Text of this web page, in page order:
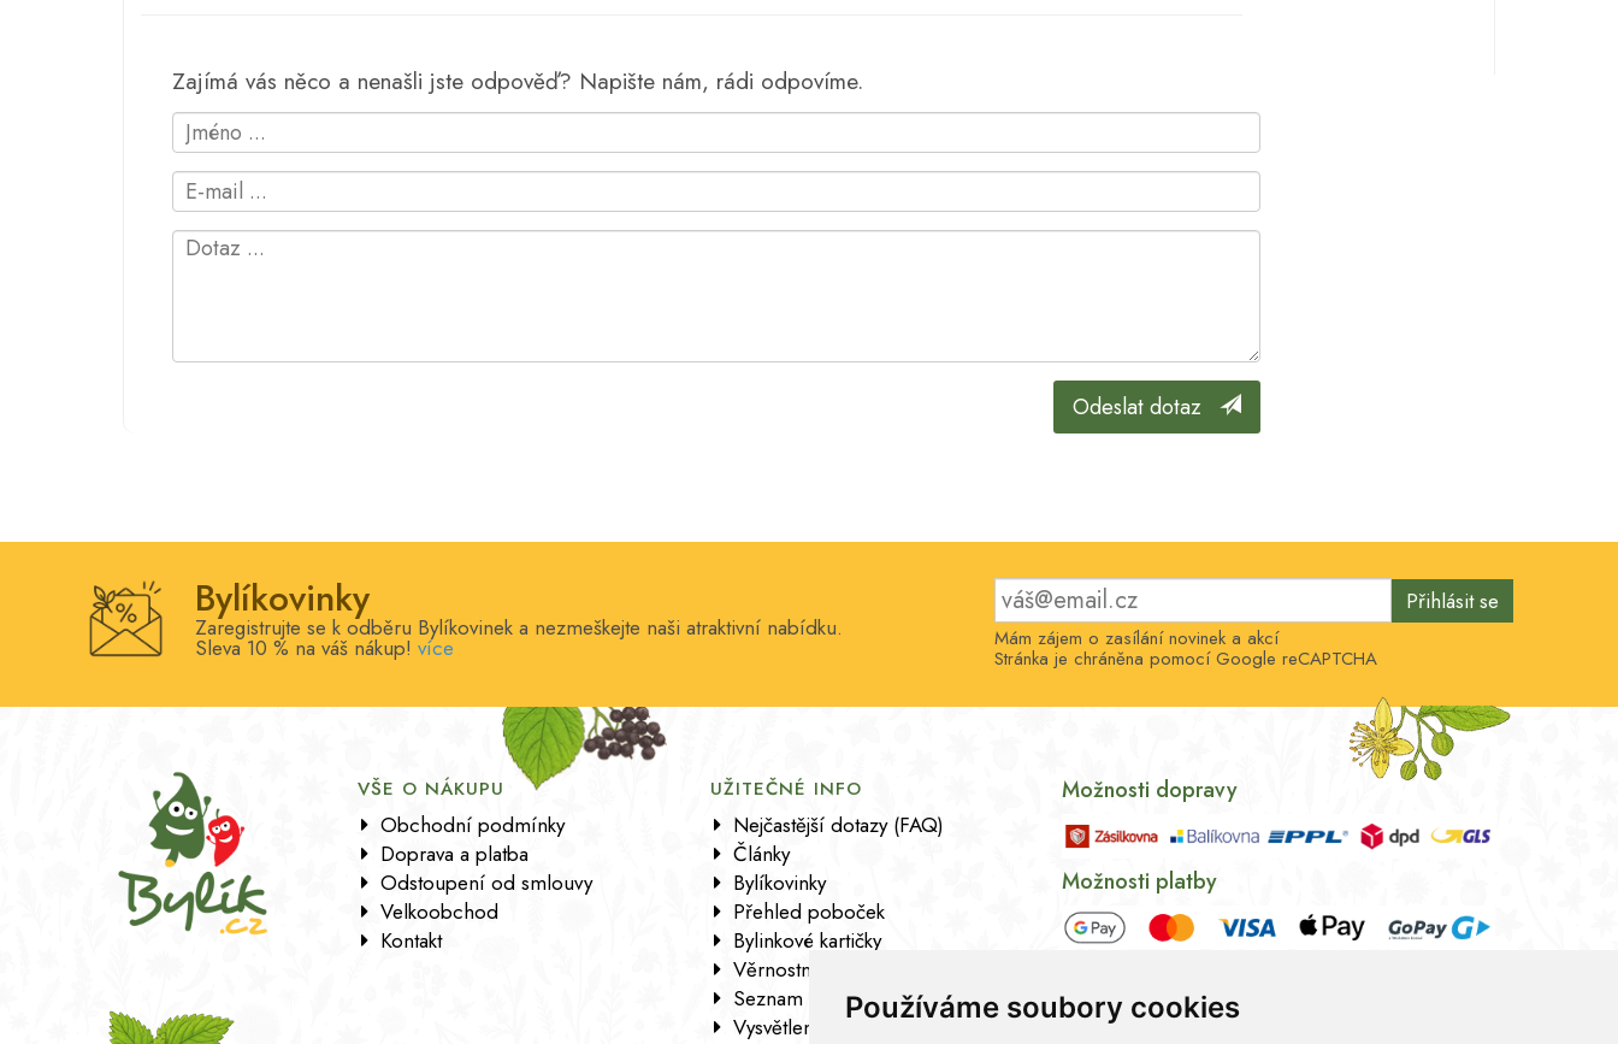
Používáme soubory cookies
Zajímá vás něco a nenašli jste odpověď? Napište nám, rádi odpovíme.
Odeslat dotaz
Bylíkovinky
Zaregistrujte se k odběru Bylíkovinek a nezmeškejte naši atraktivní nabídku.
Sleva 10 % na váš nákup! více
Přihlásit se
Mám zájem o zasílání novinek a akcí
Stránka je chráněna pomocí Google reCAPTCHA
VŠE O NÁKUPU
Obchodní podmínky
Doprava a platba
Odstoupení od smlouvy
Velkoobchod
Kontakt
UŽITEČNÉ INFO
Nejčastější dotazy (FAQ)
Články
Bylíkovinky
Přehled poboček
Bylinkové kartičky
Věrnostní program
Seznam sortimentu
Vysvětlení analytických údajů
Možnosti dopravy
Možnosti platby